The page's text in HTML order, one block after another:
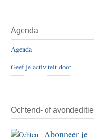
Agenda
Agenda
Geef je activiteit door
Ochtend- of avondeditie
Abonneer je